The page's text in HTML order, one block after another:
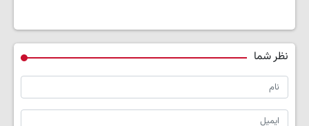
نظر شما